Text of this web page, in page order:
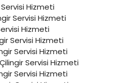
Hizmeti
Servisi Hizmeti
Hizmeti
Servisi Hizmeti
Servisi Hizmeti
Servisi Hizmeti
Servisi Hizmeti